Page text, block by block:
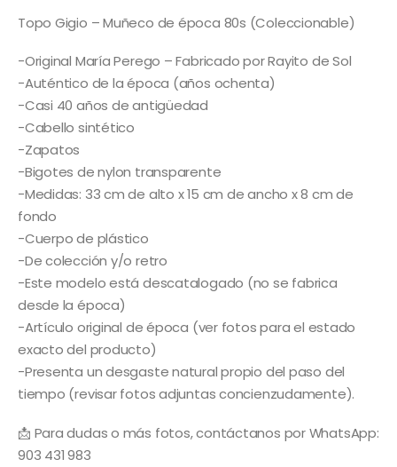
Topo Gigio – Muñeco de época 80s (Coleccionable)
-Original María Perego – Fabricado por Rayito de Sol
-Auténtico de la época (años ochenta)
-Casi 40 años de antigüedad
-Cabello sintético
-Zapatos
-Bigotes de nylon transparente
-Medidas: 33 cm de alto x 15 cm de ancho x 8 cm de
fondo
-Cuerpo de plástico
-De colección y/o retro
-Este modelo está descatalogado (no se fabrica
desde la época)
-Artículo original de época (ver fotos para el estado
exacto del producto)
-Presenta un desgaste natural propio del paso del
tiempo (revisar fotos adjuntas concienzudamente).
📩 Para dudas o más fotos, contáctanos por WhatsApp:
903 431 983